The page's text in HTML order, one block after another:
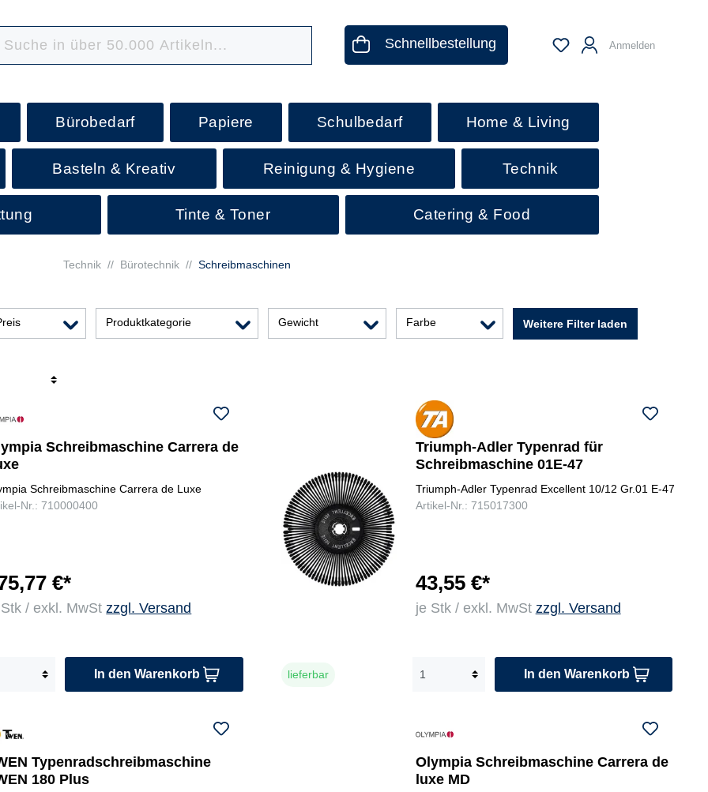
Schnellbestellung Anmelden
Bürobedarf Papiere Schulbedarf Home & Living
Basteln & Kreativ Reinigung & Hygiene Technik
Tinte & Toner Catering & Food
Technik // Bürotechnik // Schreibmaschinen
Produktkategorie Gewicht Farbe Weitere Filter laden
Schreibmaschine Carrera de
Schreibmaschine Carrera de Luxe
Nr.: 710000400
€*
/ exkl. MwStzzgl. Versand
In den Warenkorb
Triumph-Adler Typenrad für
Schreibmaschine 01E-47
Triumph-Adler Typenrad Excellent 10/12 Gr.01 E-47
Artikel-Nr.: 715017300
43,55 €*
je Stk / exkl. MwSt zzgl. Versand
lieferbar In den Warenkorb
Typenradschreibmaschine
180 Plus
Olympia Schreibmaschine Carrera de
luxe MD